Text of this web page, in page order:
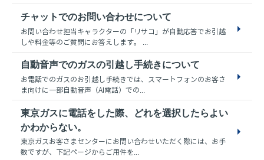
チャットでのお問い合わせについて
お問い合わせ担当キャラクターの「リサコ」が自動応答でお引越
しや料金等のご質問にお答えします。 ...
自動音声でのガスの引越し手続きについて
お電話でのガスのお引越し手続きでは、スマートフォンのお客さ
ま向けに一部自動音声（AI電話）での...
東京ガスに電話をした際、どれを選択したらよい
かわからない。
東京ガスお客さまセンターにお問い合わせいただく際には、お手
数ですが、下記ページからご用件を...